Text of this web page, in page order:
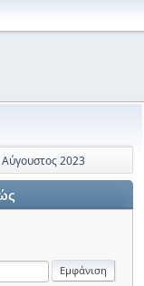
Αύγουστος 2023